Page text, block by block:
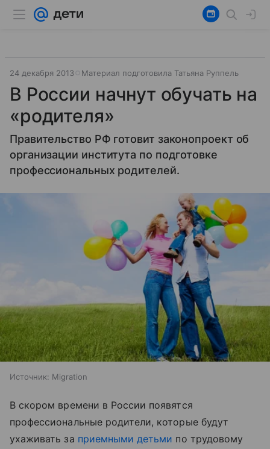
24 декабря 2013 Материал подготовила Татьяна Руппель
В России начнут обучать на
«родителя»
Правительство РФ готовит законопроект об
организации института по подготовке
профессиональных родителей.
Источник: Migration
В скором времени в России появятся
профессиональные родители, которые будут
ухаживать за приемными детьми по трудовому